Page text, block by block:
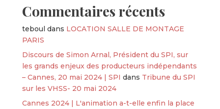
Commentaires récents
teboul dans LOCATION SALLE DE MONTAGE
PARIS
Discours de Simon Arnal, Président du SPI, sur
les grands enjeux des producteurs indépendants
– Cannes, 20 mai 2024 | SPI dans Tribune du SPI
sur les VHSS- 20 mai 2024
Cannes 2024 | L'animation a-t-elle enfin la place